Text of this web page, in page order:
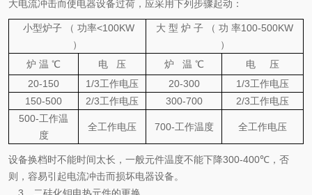
大电流冲击而使电器设备过荷，应采用下列步骤起动：
小型炉子 （ 功率<100KW
）
大 型 炉 子 （ 功 率100-500KW
）
炉 温 ℃
电 压 炉 温 ℃ 电
压
20-150
1/3工作电压 20-300 1/3工作电压
150-500
2/3工作电压 300-700 2/3工作电压
500-工作温
度
全工作电压 700-工作温度 全工作电压
设备换档时不能时间太长，一般元件温度不能下降300-400℃ ，否
则，容易引起电流冲击而损坏电器设备。